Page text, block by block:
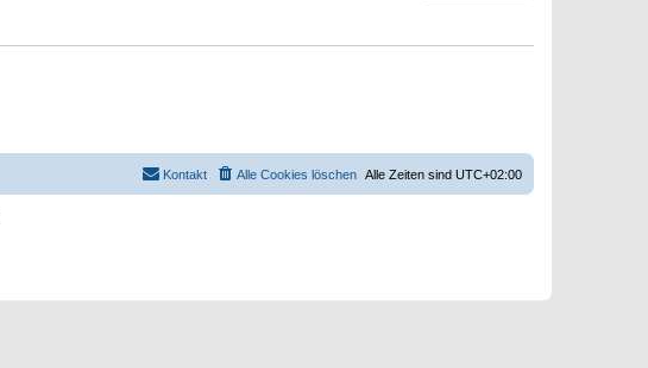
Alle Zeiten sind UTC+02:00
Alle Cookies löschen
Kontakt